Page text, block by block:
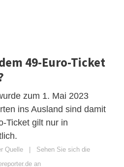
49-Euro-Ticket
zum 1. Mai 2023
ins Ausland sind damit
Ticket gilt nur in
Quelle | Sehen Sie sich die
an